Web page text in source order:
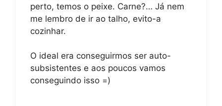
perto, temos o peixe. Carne?… Já nem
me lembro de ir ao talho, evito-a
cozinhar.
O ideal era conseguirmos ser auto-
subsistentes e aos poucos vamos
conseguindo isso =)